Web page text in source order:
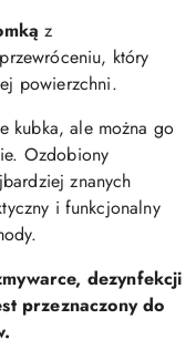
z
który
powierzchni.
kubka, ale można go
Ozdobiony
znanych
i funkcjonalny
dezynfekcji
przeznaczony do